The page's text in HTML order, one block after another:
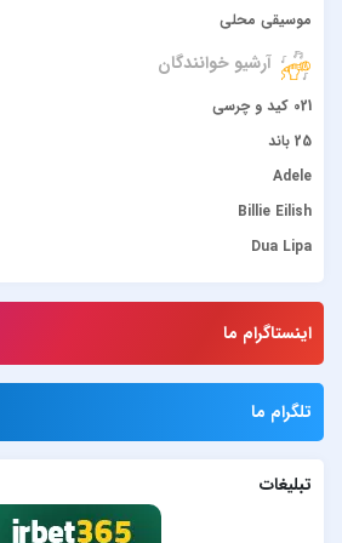
موسیقی محلی
آرشیو خوانندگان
021 کید و چرسی
25 باند
Adele
Billie Eilish
Dua Lipa
JONY
Lana Del Rey
Måneskin
اینستاگرام ما
تلگرام ما
تبلیغات